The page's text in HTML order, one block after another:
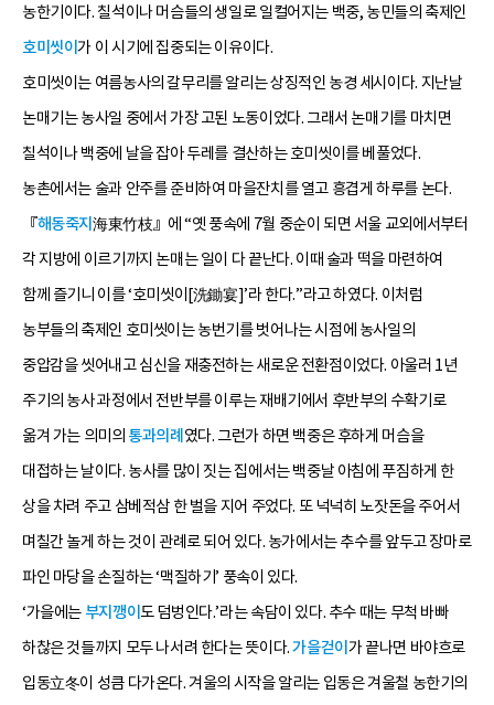
농한기이다. 칠석이나 머슴들의 생일로 일컬어지는 백중, 농민들의 축제인
호미씻이가 이 시기에 집중되는 이유이다.
호미씻이는 여름농사의 갈무리를 알리는 상징적인 농경 세시이다. 지난날
논매기는 농사일 중에서 가장 고된 노동이었다. 그래서 논매기를 마치면
칠석이나 백중에 날을 잡아 두레를 결산하는 호미씻이를 베풀었다.
농촌에서는 술과 안주를 준비하여 마을잔치를 열고 흥겹게 하루를 논다.
『해동죽지海東竹枝』에 “옛 풍속에 7월 중순이 되면 서울 교외에서부터
각 지방에 이르기까지 논매는 일이 다 끝난다. 이때 술과 떡을 마련하여
함께 즐기니 이를 ‘호미씻이[洗鋤宴]’라 한다.”라고 하였다. 이처럼
농부들의 축제인 호미씻이는 농번기를 벗어나는 시점에 농사일의
중압감을 씻어내고 심신을 재충전하는 새로운 전환점이었다. 아울러 1년
주기의 농사 과정에서 전반부를 이루는 재배기에서 후반부의 수확기로
옮겨 가는 의미의 통과의례 였다. 그런가 하면 백중은 후하게 머슴을
대접하는 날이다. 농사를 많이 짓는 집에서는 백중날 아침에 푸짐하게 한
상을 차려 주고 삼베적삼 한 벌을 지어 주었다. 또 넉넉히 노잣돈을 주어서
며칠간 놀게 하는 것이 관례로 되어 있다. 농가에서는 추수를 앞두고 장마로
파인 마당을 손질하는 ‘맥질하기’ 풍속이 있다.
‘가을에는 부지깽이 도 덤벙인다.’라는 속담이 있다. 추수 때는 무척 바빠
하찮은 것들까지 모두 나서려 한다는 뜻이다.가을걷이 가 끝나면 바야흐로
입동立冬이 성큼 다가온다. 겨울의 시작을 알리는 입동은 겨울철 농한기의